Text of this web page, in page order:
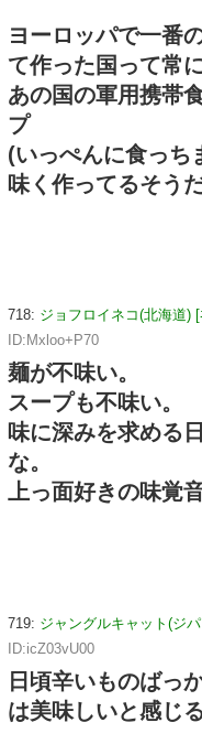
ヨーロッパで一番
て作った国って常
あの国の軍用携帯
プ
(いっぺんに食っち
味く作ってるそうだ
718: ジョフロイネコ(北海道) [
ID:Mxloo+P70
麺が不味い。
スープも不味い。
味に深みを求める
な。
上っ面好きの味覚
719: ジャングルキャット(ジ
ID:icZ03vU00
日頃辛いものばっ
は美味しいと感じ